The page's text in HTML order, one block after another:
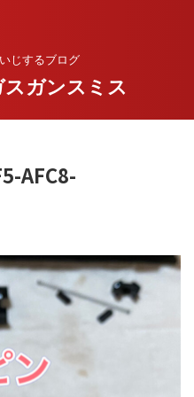
じするブログ
ガンスミス
AFC8-